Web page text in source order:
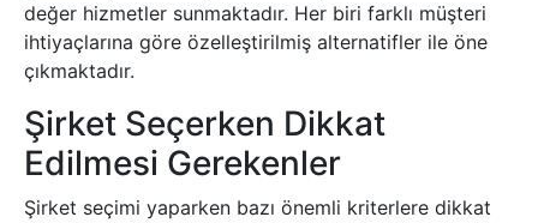
değer hizmetler sunmaktadır. Her biri farklı müşteri
ihtiyaçlarına göre özelleştirilmiş alternatifler ile öne
çıkmaktadır.
Şirket Seçerken Dikkat
Edilmesi Gerekenler
Şirket seçimi yaparken bazı önemli kriterlere dikkat